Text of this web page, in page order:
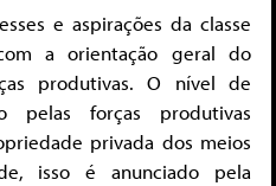
e aspirações da classe
a orientação geral do
produtivas. O nível de
pelas forças produtivas
privada dos meios
isso é anunciado pela